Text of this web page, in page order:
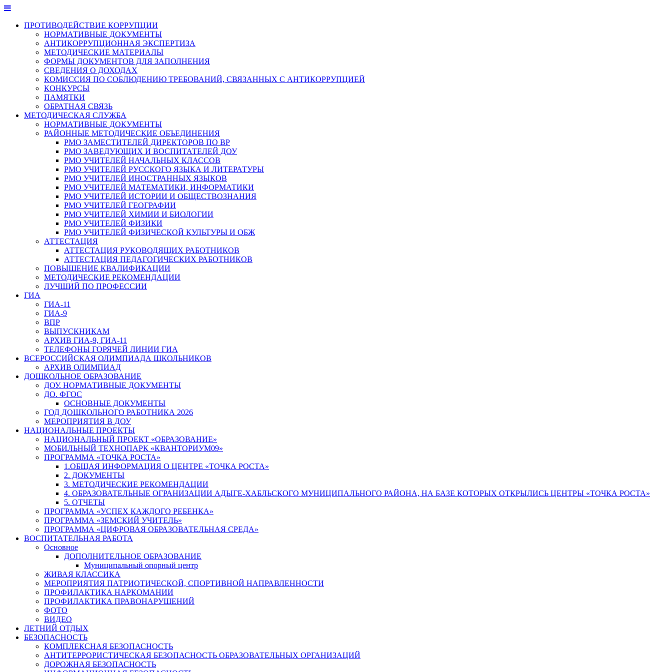
Перейти
содержимому
ПРОТИВОДЕЙСТВИЕ КОРРУПЦИИ
НОРМАТИВНЫЕ ДОКУМЕНТЫ
АНТИКОРРУПЦИОННАЯ ЭКСПЕРТИЗА
МЕТОДИЧЕСКИЕ МАТЕРИАЛЫ
ФОРМЫ ДОКУМЕНТОВ ДЛЯ ЗАПОЛНЕНИЯ
СВЕДЕНИЯ О ДОХОДАХ
КОМИССИЯ ПО СОБЛЮДЕНИЮ ТРЕБОВАНИЙ, СВЯЗАННЫХ С АНТИКОРРУПЦИЕЙ
КОНКУРСЫ
ПАМЯТКИ
ОБРАТНАЯ СВЯЗЬ
МЕТОДИЧЕСКАЯ СЛУЖБА
НОРМАТИВНЫЕ ДОКУМЕНТЫ
РАЙОННЫЕ МЕТОДИЧЕСКИЕ ОБЪЕДИНЕНИЯ
РМО ЗАМЕСТИТЕЛЕЙ ДИРЕКТОРОВ ПО ВР
РМО ЗАВЕДУЮЩИХ И ВОСПИТАТЕЛЕЙ ДОУ
РМО УЧИТЕЛЕЙ НАЧАЛЬНЫХ КЛАССОВ
РМО УЧИТЕЛЕЙ РУССКОГО ЯЗЫКА И ЛИТЕРАТУРЫ
РМО УЧИТЕЛЕЙ ИНОСТРАННЫХ ЯЗЫКОВ
РМО УЧИТЕЛЕЙ МАТЕМАТИКИ, ИНФОРМАТИКИ
РМО УЧИТЕЛЕЙ ИСТОРИИ И ОБЩЕСТВОЗНАНИЯ
РМО УЧИТЕЛЕЙ ГЕОГРАФИИ
РМО УЧИТЕЛЕЙ ХИМИИ И БИОЛОГИИ
РМО УЧИТЕЛЕЙ ФИЗИКИ
РМО УЧИТЕЛЕЙ ФИЗИЧЕСКОЙ КУЛЬТУРЫ И ОБЖ
АТТЕСТАЦИЯ
АТТЕСТАЦИЯ РУКОВОДЯЩИХ РАБОТНИКОВ
АТТЕСТАЦИЯ ПЕДАГОГИЧЕСКИХ РАБОТНИКОВ
ПОВЫШЕНИЕ КВАЛИФИКАЦИИ
МЕТОДИЧЕСКИЕ РЕКОМЕНДАЦИИ
ЛУЧШИЙ ПО ПРОФЕССИИ
ГИА
ГИА-11
ГИА-9
ВПР
ВЫПУСКНИКАМ
АРХИВ ГИА-9, ГИА-11
ТЕЛЕФОНЫ ГОРЯЧЕЙ ЛИНИИ ГИА
ВСЕРОССИЙСКАЯ ОЛИМПИАДА ШКОЛЬНИКОВ
АРХИВ ОЛИМПИАД
ДОШКОЛЬНОЕ ОБРАЗОВАНИЕ
ДОУ. НОРМАТИВНЫЕ ДОКУМЕНТЫ
ДО. ФГОС
ОСНОВНЫЕ ДОКУМЕНТЫ
ГОД ДОШКОЛЬНОГО РАБОТНИКА 2026
МЕРОПРИЯТИЯ В ДОУ
НАЦИОНАЛЬНЫЕ ПРОЕКТЫ
НАЦИОНАЛЬНЫЙ ПРОЕКТ «ОБРАЗОВАНИЕ»
МОБИЛЬНЫЙ ТЕХНОПАРК «КВАНТОРИУМ09»
ПРОГРАММА «ТОЧКА РОСТА»
1.ОБЩАЯ ИНФОРМАЦИЯ О ЦЕНТРЕ «ТОЧКА РОСТА»
2. ДОКУМЕНТЫ
3. МЕТОДИЧЕСКИЕ РЕКОМЕНДАЦИИ
4. ОБРАЗОВАТЕЛЬНЫЕ ОГРАНИЗАЦИИ АДЫГЕ-ХАБЛЬСКОГО МУНИЦИПАЛЬНОГО РАЙОНА, НА БАЗЕ КОТОРЫХ ОТКРЫЛИСЬ ЦЕНТРЫ «ТОЧКА РОСТА»
5. ОТЧЕТЫ
ПРОГРАММА «УСПЕХ КАЖДОГО РЕБЕНКА»
ПРОГРАММА «ЗЕМСКИЙ УЧИТЕЛЬ»
ПРОГРАММА «ЦИФРОВАЯ ОБРАЗОВАТЕЛЬНАЯ СРЕДА»
ВОСПИТАТЕЛЬНАЯ РАБОТА
Основное
ДОПОЛНИТЕЛЬНОЕ ОБРАЗОВАНИЕ
Муниципальный опорный центр
ЖИВАЯ КЛАССИКА
МЕРОПРИЯТИЯ ПАТРИОТИЧЕСКОЙ, СПОРТИВНОЙ НАПРАВЛЕННОСТИ
ПРОФИЛАКТИКА НАРКОМАНИИ
ПРОФИЛАКТИКА ПРАВОНАРУШЕНИЙ
ФОТО
ВИДЕО
ЛЕТНИЙ ОТДЫХ
БЕЗОПАСНОСТЬ
КОМПЛЕКСНАЯ БЕЗОПАСНОСТЬ
АНТИТЕРРОРИСТИЧЕСКАЯ БЕЗОПАСНОСТЬ ОБРАЗОВАТЕЛЬНЫХ ОРГАНИЗАЦИЙ
ДОРОЖНАЯ БЕЗОПАСНОСТЬ